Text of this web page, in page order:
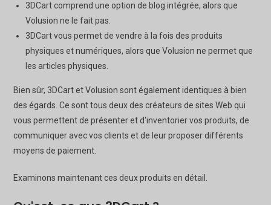
3DCart comprend une option de blog intégrée, alors que
Volusion ne le fait pas.
3DCart vous permet de vendre à la fois des produits
physiques et numériques, alors que Volusion ne permet que
les articles physiques.
Bien sûr, 3DCart et Volusion sont également identiques à bien
des égards. Ce sont tous deux des créateurs de sites Web qui
vous permettent de présenter et d'inventorier vos produits, de
communiquer avec vos clients et de leur proposer différents
moyens de paiement.
Examinons maintenant ces deux produits en détail.